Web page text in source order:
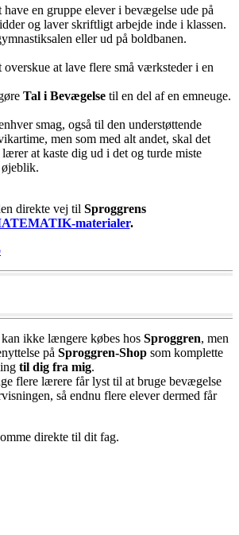
en gruppe elever i bevægelse ude på
og laver skriftligt arbejde inde i klassen.
eller ud på boldbanen.
at lave flere små værksteder i en
Tal i Bevægelse til en del af en emneuge.
smag, også til den understøttende
men som med alt andet, skal det
at kaste dig ud i det og turde miste
direkte vej til Sproggrens
materialer.
ikke længere købes hos Sproggren, men
på Sproggren-Shop som komplette
til dig fra mig.
flere lærere får lyst til at bruge bevægelse
så endnu flere elever dermed får
direkte til dit fag.